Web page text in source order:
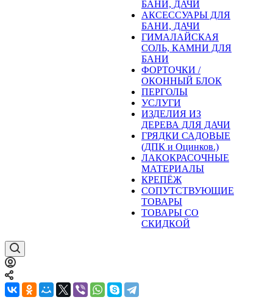
БАНИ, ДАЧИ
АКСЕССУАРЫ ДЛЯ
БАНИ, ДАЧИ
ГИМАЛАЙСКАЯ
СОЛЬ, КАМНИ ДЛЯ
БАНИ
ФОРТОЧКИ /
ОКОННЫЙ БЛОК
ПЕРГОЛЫ
УСЛУГИ
ИЗДЕЛИЯ ИЗ
ДЕРЕВА ДЛЯ ДАЧИ
ГРЯДКИ САДОВЫЕ
(ДПК и Оцинков.)
ЛАКОКРАСОЧНЫЕ
МАТЕРИАЛЫ
КРЕПЁЖ
СОПУТСТВУЮЩИЕ
ТОВАРЫ
ТОВАРЫ СО
СКИДКОЙ